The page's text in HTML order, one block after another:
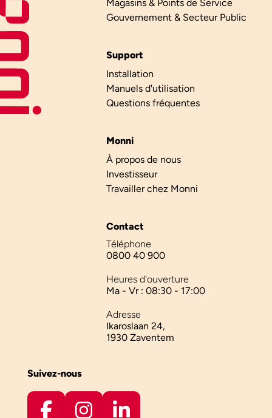
Magasins & Points de Service
Gouvernement & Secteur Public
Support
Installation
Manuels d'utilisation
Questions fréquentes
Monni
À propos de nous
Investisseur
Travailler chez Monni
Contact
Téléphone
0800 40 900
Heures d'ouverture
Ma - Vr : 08:30 - 17:00
Adresse
Ikaroslaan 24,
1930 Zaventem
Suivez-nous